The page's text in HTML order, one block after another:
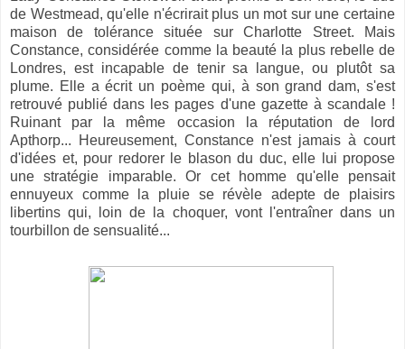
de Westmead, qu'elle n'écrirait plus un mot sur une certaine
maison de tolérance située sur Charlotte Street. Mais
Constance, considérée comme la beauté la plus rebelle de
Londres, est incapable de tenir sa langue, ou plutôt sa
plume. Elle a écrit un poème qui, à son grand dam, s'est
retrouvé publié dans les pages d'une gazette à scandale !
Ruinant par la même occasion la réputation de lord
Apthorp... Heureusement, Constance n'est jamais à court
d'idées et, pour redorer le blason du duc, elle lui propose
une stratégie imparable. Or cet homme qu'elle pensait
ennuyeux comme la pluie se révèle adepte de plaisirs
libertins qui, loin de la choquer, vont l'entraîner dans un
tourbillon de sensualité...